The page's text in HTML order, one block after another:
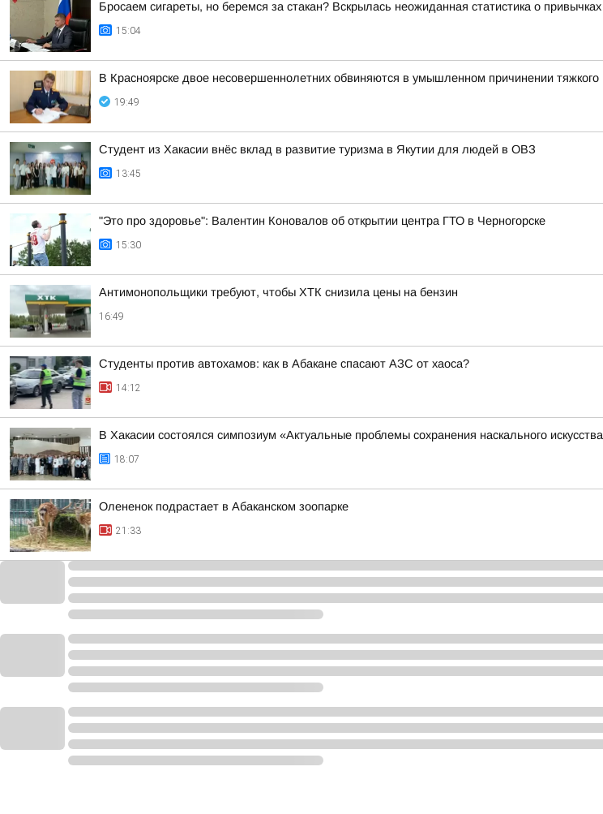
Бросаем сигареты, но беремся за стакан? Вскрылась неожиданная статистика о
15:04
В Красноярске двое несовершеннолетних обвиняются в умышленном причинении
19:49
Студент из Хакасии внёс вклад в развитие туризма в Якутии для людей в ОВЗ
13:45
"Это про здоровье": Валентин Коновалов об открытии центра ГТО в Черногорске
15:30
Антимонопольщики требуют, чтобы ХТК снизила цены на бензин
16:49
Студенты против автохамов: как в Абакане спасают АЗС от хаоса?
14:12
В Хакасии состоялся симпозиум «Актуальные проблемы сохранения наскального
18:07
Олененок подрастает в Абаканском зоопарке
21:33